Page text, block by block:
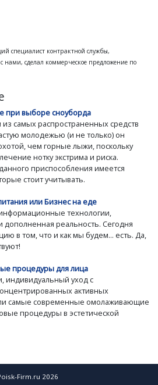
специалист контрактной службы,
нами, сделал коммерческое предложение по
при выборе сноуборда
самых распространенных средств
молодежью (и не только) он
чем горные лыжи, поскольку
нотку экстрима и риска.
приспособления имеется
стоит учитывать.
или Бизнес на еде
технологии,
реальность. Сегодня
в том, что и как мы будем... есть. Да,
процедуры для лица
индивидуальный уход с
активных
самые современные омолаживающие
процедуры в эстетической
Firm.ru 2026